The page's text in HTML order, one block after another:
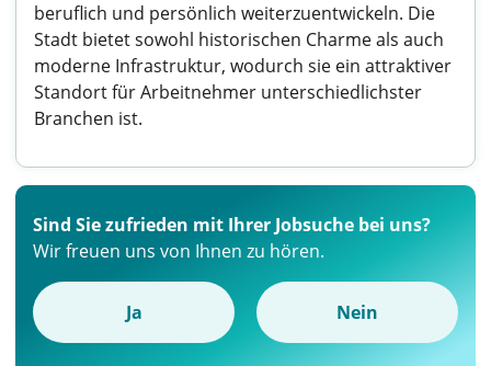
beruflich und persönlich weiterzuentwickeln. Die
Stadt bietet sowohl historischen Charme als auch
moderne Infrastruktur, wodurch sie ein attraktiver
Standort für Arbeitnehmer unterschiedlichster
Branchen ist.
Sind Sie zufrieden mit Ihrer Jobsuche bei uns?
Wir freuen uns von Ihnen zu hören.
Ja Nein